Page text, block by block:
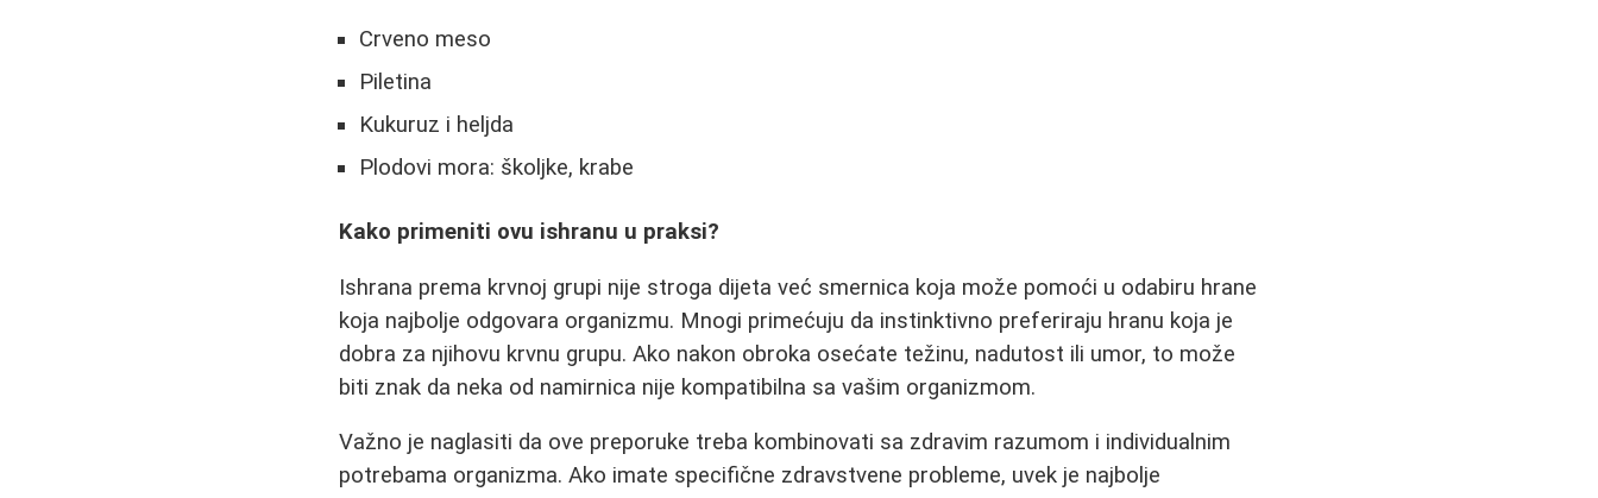
Crveno meso
Piletina
Kukuruz i heljda
Plodovi mora: školjke, krabe
Kako primeniti ovu ishranu u praksi?
Ishrana prema krvnoj grupi nije stroga dijeta već smernica koja može pomoći u odabiru hrane
koja najbolje odgovara organizmu. Mnogi primećuju da instinktivno preferiraju hranu koja je
dobra za njihovu krvnu grupu. Ako nakon obroka osećate težinu, nadutost ili umor, to može
biti znak da neka od namirnica nije kompatibilna sa vašim organizmom.
Važno je naglasiti da ove preporuke treba kombinovati sa zdravim razumom i individualnim
potrebama organizma. Ako imate specifične zdravstvene probleme, uvek je najbolje